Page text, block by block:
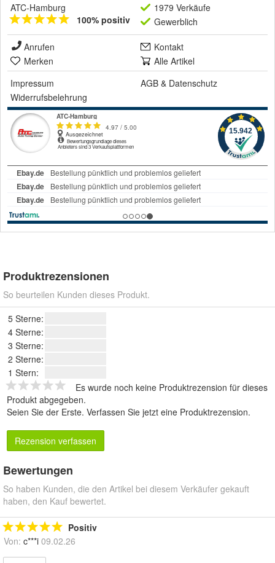
ATC-Hamburg
100% positiv
1979 Verkäufe
Gewerblich
Anrufen
Kontakt
Merken
Alle Artikel
Impressum
AGB & Datenschutz
Widerrufsbelehrung
Produktrezensionen
So beurteilen Kunden dieses Produkt.
5 Sterne:
4 Sterne:
3 Sterne:
2 Sterne:
1 Stern:
Es wurde noch keine Produktrezension für dieses
Produkt abgegeben.
Seien Sie der Erste. Verfassen Sie jetzt eine Produktrezension.
Rezension verfassen
Bewertungen
So haben Kunden, die den Artikel bei diesem Verkäufer gekauft
haben, den Kauf bewertet.
Positiv
Von: c***i 09.02.26